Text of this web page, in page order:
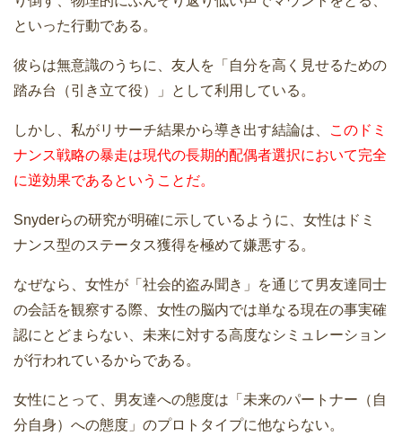
といった行動である。
彼らは無意識のうちに、友人を「自分を高く見せるための
踏み台（引き立て役）」として利用している。
しかし、私がリサーチ結果から導き出す結論は、
このドミ
ナンス戦略の暴走は現代の長期的配偶者選択において完全
に逆効果であるということだ。
Snyderらの研究が明確に示しているように、女性はドミ
ナンス型のステータス獲得を極めて嫌悪する。
なぜなら、女性が「社会的盗み聞き」を通じて男友達同士
の会話を観察する際、女性の脳内では単なる現在の事実確
認にとどまらない、未来に対する高度なシミュレーション
が行われているからである。
女性にとって、男友達への態度は「未来のパートナー（自
分自身）への態度」のプロトタイプに他ならない。